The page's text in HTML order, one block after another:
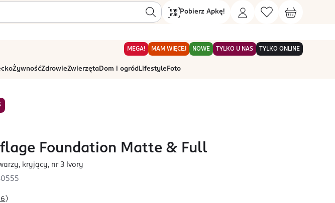
Pobierz Apkę!
MEGA! MAM WIĘCEJ NOWE TYLKO U NAS TYLKO ONLINE
ŻywnośćZdrowieZwierzętaDom i ogród Lifestyle Foto
)
Foundation Matte & Full
kryjący, nr 3 Ivory